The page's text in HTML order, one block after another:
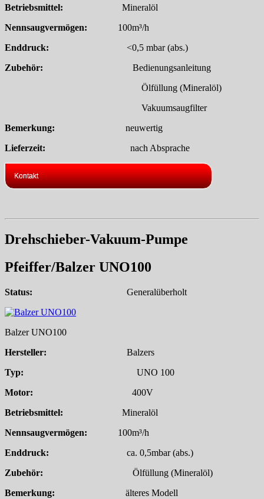
Betriebsmittel: Mineralöl
Nennsaugvermögen:
100m³/h
Enddruck: <0,5 mbar (abs.)
Zubehör:
Bedienungsanleitung
Ölfüllung (Mineralöl)
Vakuumsaugfilter
Bemerkung: neuwertig
Lieferzeit: nach Absprache
Kontakt
Drehschieber-Vakuum-Pumpe
Pfeiffer/Balzer UNO100
Status: Generalüberholt
Balzer UNO100
Hersteller: Balzers
Typ: UNO 100
Motor: 400V
Betriebsmittel: Mineralöl
Nennsaugvermögen:
100m³/h
Enddruck: ca. 0,5mbar (abs.)
Zubehör:
Ölfüllung (Mineralöl)
Bemerkung:
älteres Modell